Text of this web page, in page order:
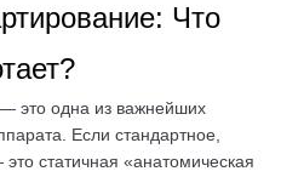
Что
это одна из важнейших
Если стандартное,
статичная «анатомическая